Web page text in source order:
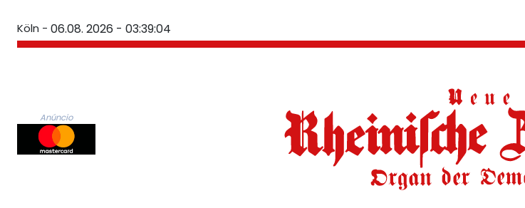
Köln - 06.08. 2026 - 03:39:05
Anúncio